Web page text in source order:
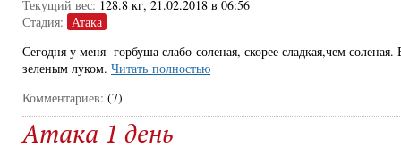
Текущий вес: 128.8 кг, 21.02.2018 в 06:56
Стадия: Атака
Сегодня у меня горбуша слабо-соленая, скорее сладкая,чем соленая.
зеленым луком. Читать полностью
Комментариев: (7)
Атака 1 день